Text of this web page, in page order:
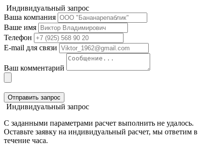
Индивидуальный запрос
Ваша компания
Ваше имя
Телефон
E-mail для связи
Ваш комментарий
Отправить запрос
Индивидуальный запрос
С заданными параметрами расчет выполнить не удалось.
Оставьте заявку на индивидуальный расчет, мы ответим в
течение часа.